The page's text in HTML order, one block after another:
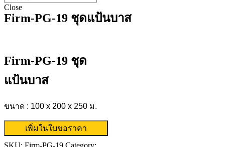
Close
Firm-PG-19 ชุดแป้นบาส
Firm-PG-19 ชุด
แป้นบาส
ขนาด : 100 x 200 x 250 ม.
เพิ่มในใบขอราคา